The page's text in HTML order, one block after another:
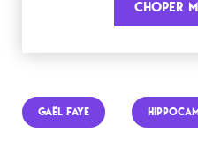
CHOPER
GAËL FAYE